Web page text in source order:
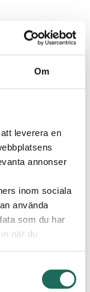
Om
leverera en
annonser
inom sociala
använda
som du har
när du
i södra
öppnar en ny
C4
på C4
tillskott till
vilket